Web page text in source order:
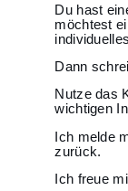
Du hast
möchtest
Dann
Nutze das
wichtigen
Ich melde
zurück.
Ich freue